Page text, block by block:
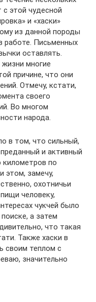
этой чудесной
и «хаски»
из данной породы
работе. Письменных
оставлять.
многие
причине, что они
Отмечу, кстати,
своего
Во многом
народа.
в том, что сильный,
и активный
километров по
этом, замечу,
охотничьи
человеку,
чукчей было
а затем
что такая
Также хаски в
своим теплом с
значительно